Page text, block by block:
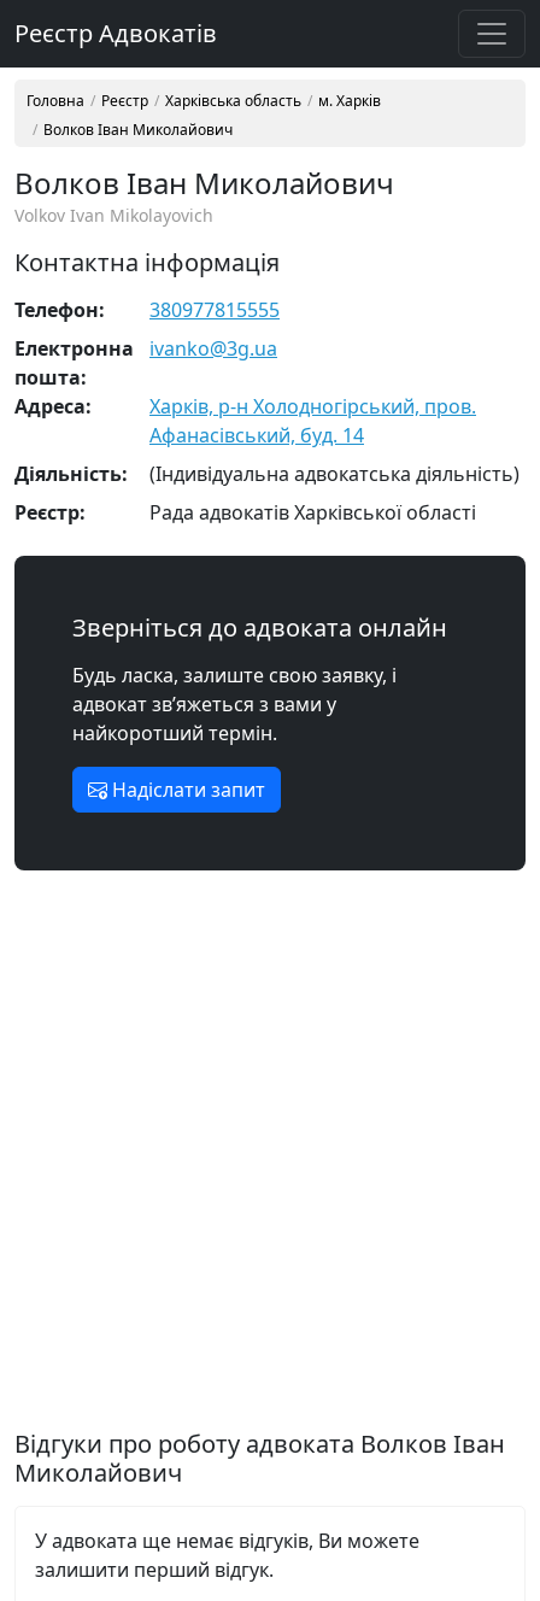
Реєстр Адвокатів
Головна Реєстр Харківська область
м. Харків
Волков Іван Миколайович
Волков Іван Миколайович
Volkov Ivan Mikolayovich
Контактна інформація
Телефон:
380977815555
Електронна
пошта:
ivanko@3g.ua
Адреса:
Харків, р-н Холодногірський, пров.
Афанасівський, буд. 14
Діяльність:
(Індивідуальна адвокатська діяльність)
Реєстр:
Рада адвокатів Харківської області
Зверніться до адвоката онлайн
Будь ласка, залиште свою заявку, і
адвокат зв’яжеться з вами у
найкоротший термін.
Надіслати запит
Відгуки про роботу адвоката Волков Іван
Миколайович
У адвоката ще немає відгуків, Ви можете
залишити перший відгук.